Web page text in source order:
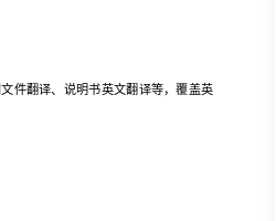
件翻译、说明书英文翻译等，覆盖英